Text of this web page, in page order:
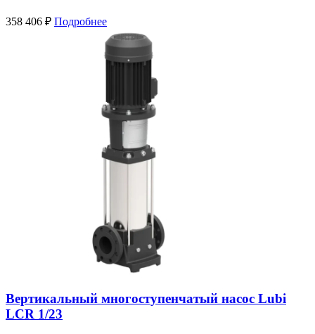
358 406 ₽ Подробнее
Вертикальный многоступенчатый насос Lubi
LCR 1/23